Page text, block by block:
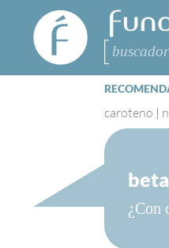
FundéuRAE
- Fundación
del Español
Urgente
Buscar
caroteno |
¿Con